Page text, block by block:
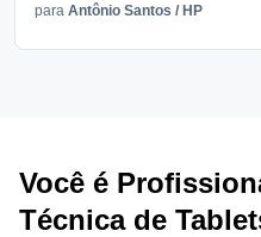
para Antônio Santos / HP
Você é
Técnica de